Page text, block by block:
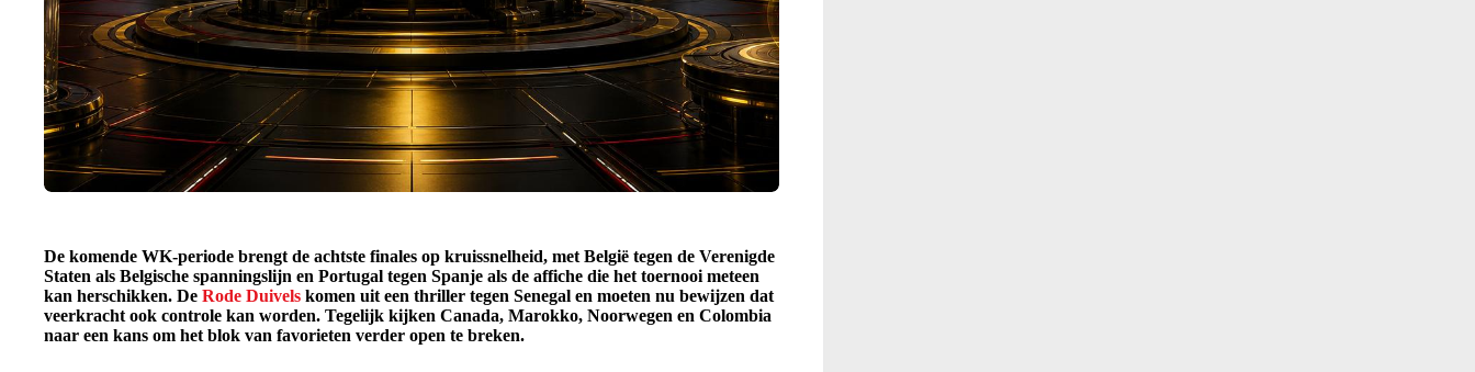
De komende WK-periode brengt de achtste finales op kruissnelheid, met België tegen de Verenigde
Staten als Belgische spanningslijn en Portugal tegen Spanje als de affiche die het toernooi meteen
kan herschikken. De Rode Duivels komen uit een thriller tegen Senegal en moeten nu bewijzen dat
veerkracht ook controle kan worden. Tegelijk kijken Canada, Marokko, Noorwegen en Colombia
naar een kans om het blok van favorieten verder open te breken.